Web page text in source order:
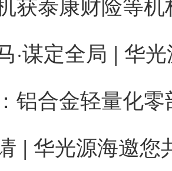
·谋定全局 | 华